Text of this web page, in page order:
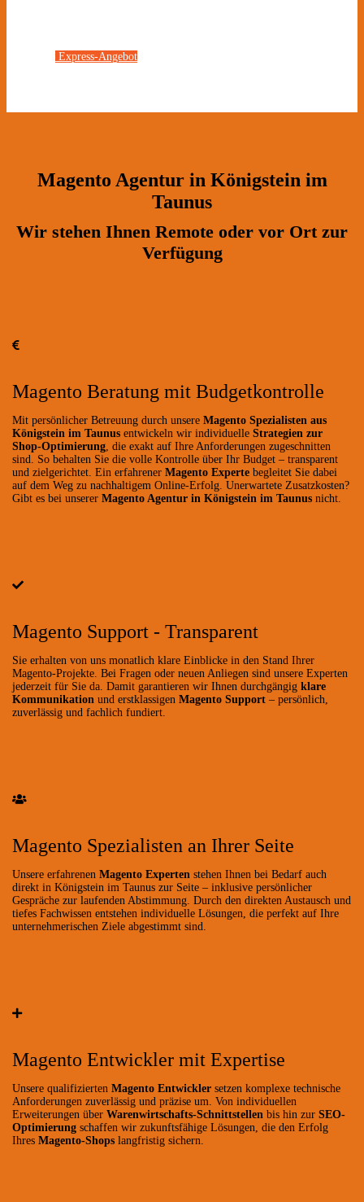
Express-Angebot
Magento Agentur in Königstein im
Taunus
Wir stehen Ihnen Remote oder vor Ort zur
Verfügung
Magento Beratung mit Budgetkontrolle
Mit persönlicher Betreuung durch unsere Magento Spezialisten aus
Königstein im Taunus entwickeln wir individuelle Strategien zur
Shop-Optimierung , die exakt auf Ihre Anforderungen zugeschnitten
sind. So behalten Sie die volle Kontrolle über Ihr Budget – transparent
und zielgerichtet. Ein erfahrener Magento Experte begleitet Sie dabei
auf dem Weg zu nachhaltigem Online-Erfolg. Unerwartete Zusatzkosten?
Gibt es bei unserer Magento Agentur in Königstein im Taunus nicht.
Magento Support - Transparent
Sie erhalten von uns monatlich klare Einblicke in den Stand Ihrer
Magento-Projekte. Bei Fragen oder neuen Anliegen sind unsere Experten
jederzeit für Sie da. Damit garantieren wir Ihnen durchgängig klare
Kommunikation und erstklassigen Magento Support – persönlich,
zuverlässig und fachlich fundiert.
Magento Spezialisten an Ihrer Seite
Unsere erfahrenen Magento Experten stehen Ihnen bei Bedarf auch
direkt in Königstein im Taunus zur Seite – inklusive persönlicher
Gespräche zur laufenden Abstimmung. Durch den direkten Austausch und
tiefes Fachwissen entstehen individuelle Lösungen, die perfekt auf Ihre
unternehmerischen Ziele abgestimmt sind.
Magento Entwickler mit Expertise
Unsere qualifizierten Magento Entwickler setzen komplexe technische
Anforderungen zuverlässig und präzise um. Von individuellen
Erweiterungen über Warenwirtschafts-Schnittstellen bis hin zur SEO-
Optimierung schaffen wir zukunftsfähige Lösungen, die den Erfolg
Ihres Magento-Shops langfristig sichern.